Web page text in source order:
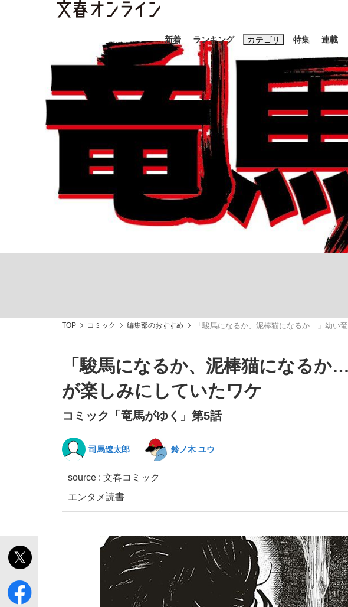
新着 ランキング カテゴリ
ニュース エンタメ
「90%は失敗する。でも…」本田圭佑が初めて明かした日本代表
「敗因分析は一切聞かれなかった」侍ジャパン選手が証言した
「目標達成できなかったからと言って…」サッカー日本代表・森
特集
終戦から81年
キングの誕生を、目撃せよ。
連載
おすすめのキーワードタグ一覧
#藤田晋 #三山凌輝 #高市早苗
#玉木雄一郎
TOP コミック 編集部のおすすめ 「駿馬になるか、泥棒猫になるか…」幼い
「駿馬になるか、泥棒猫になる
が楽しみにしていたワケ
コミック「竜馬がゆく」第5話
司馬遼太郎 鈴ノ木 ユウ
source : 文春コミック
エンタメ読書